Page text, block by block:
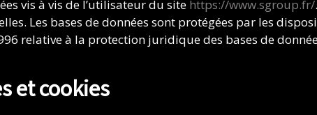
vis à vis de l’utilisateur du site https://www.sgroup.fr/
Les bases de données sont protégées par les
relative à la protection juridique des bases de
et cookies